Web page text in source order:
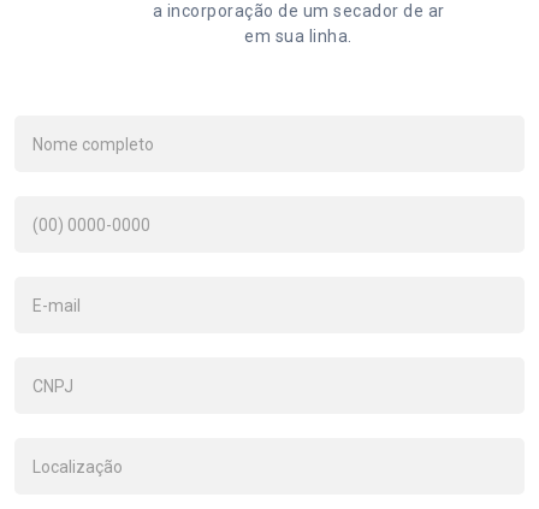
a incorporação de um secador de ar
em sua linha.